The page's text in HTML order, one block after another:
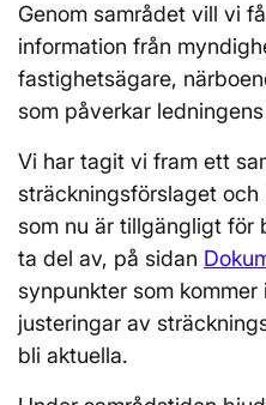
Genom samrådet vill vi
information från
fastighetsägare,
som påverkar
Vi har tagit vi fram ett
sträckningsförslaget
som nu är tillgängligt för
ta del av, på sidan
synpunkter som
justeringar av
bli aktuella.